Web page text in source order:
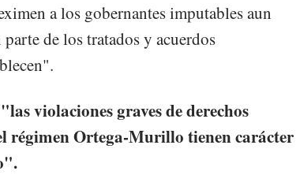
a los gobernantes imputables aun
de los tratados y acuerdos
violaciones graves de derechos
régimen Ortega-Murillo tienen carácter